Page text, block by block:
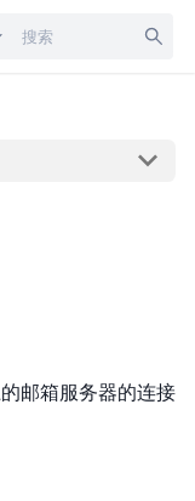
邮箱服务器的连接